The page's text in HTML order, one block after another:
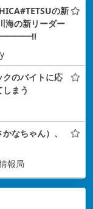
の新
海の新リーダー
)━━━━!!
クのバイトに応
まう
なちゃん）、
報局